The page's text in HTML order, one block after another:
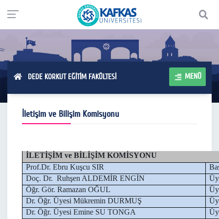
DEDE KORKUT EĞİTİM FAKÜLTESİ MENÜ
İletişim ve Bilişim Komisyonu
İLETİŞİM ve BİLİŞİM KOMİSYONU
Prof.Dr. Ebru Kuşcu SIR
Doç. Dr. Ruhşen ALDEMİR ENGİN
Öğr. Gör. Ramazan OĞUL
Dr. Öğr. Üyesi Mükremin DURMUŞ
Dr. Öğr. Üyesi Emine SU TONGA